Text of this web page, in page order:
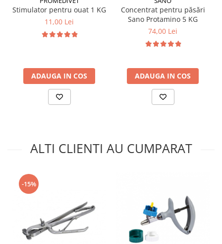
Stimulator pentru ouat 1 KG
11,00 Lei
ADAUGA IN COS
Concentrat pentru păsări
Sano Protamino 5 KG
74,00 Lei
ADAUGA IN COS
ALTI CLIENTI AU CUMPARAT
-15%